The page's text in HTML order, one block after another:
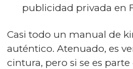
publicidad privada en
Casi todo un manual de
auténtico. Atenuado, es
cintura, pero si se es